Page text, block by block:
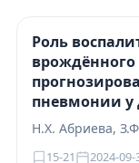
Роль
пневмонии у
Н.Х. Абриева,
15-21 2024-09-